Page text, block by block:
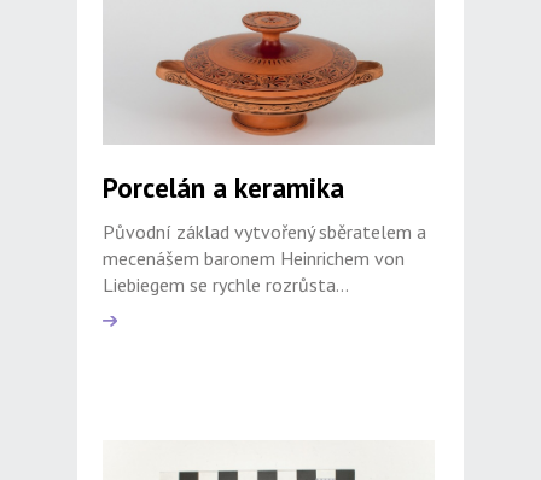
Porcelán a keramika
Původní základ vytvořený sběratelem a
mecenášem baronem Heinrichem von
Liebiegem se rychle rozrůsta...